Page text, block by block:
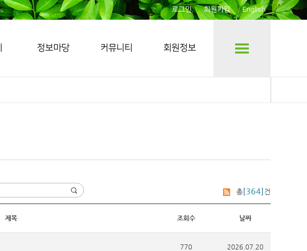
로그인 회원가입 English
정보마당 커뮤니티 회원정보
총[364]건
제목 조회수 날짜
770 2026.07.20